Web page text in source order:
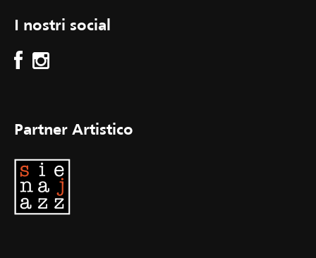
I nostri social
Partner Artistico